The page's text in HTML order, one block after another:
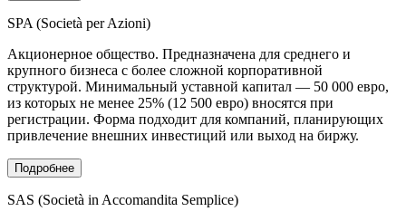
SPA (Società per Azioni)
Акционерное общество. Предназначена для среднего и
крупного бизнеса с более сложной корпоративной
структурой. Минимальный уставной капитал — 50 000 евро,
из которых не менее 25% (12 500 евро) вносятся при
регистрации. Форма подходит для компаний, планирующих
привлечение внешних инвестиций или выход на биржу.
Подробнее
SAS (Società in Accomandita Semplice)